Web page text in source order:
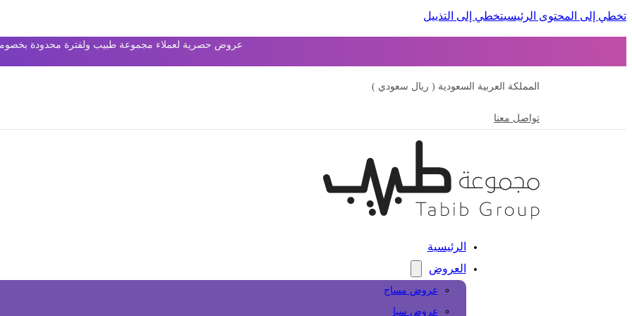
تخطي إلى المحتوى الرئيسيتخطي إلى التذييل
عروض حصرية لعملاء مجموعة طبيب ولفترة محدودة بخصومات
المملكة العربية السعودية ( ريال سعودي )
تواصل معنا
الرئيسية
العروض
عروض مساج
عروض سبا